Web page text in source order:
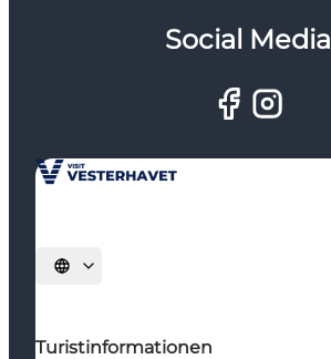
Social Media
Sprache auswählen
Turistinformationen